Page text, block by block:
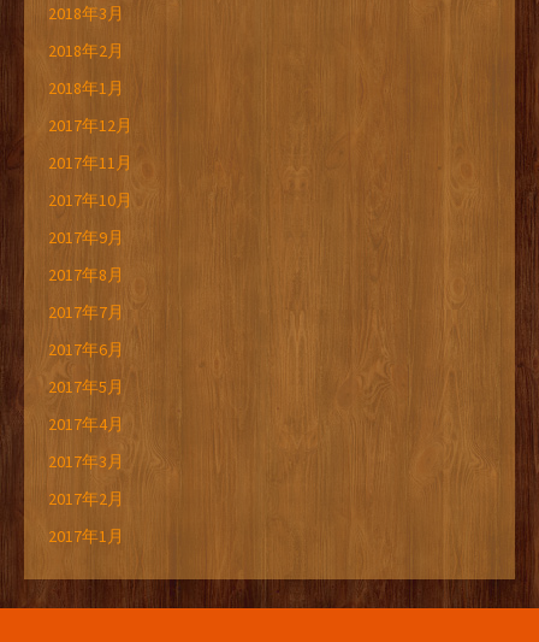
2018年3月
2018年2月
2018年1月
2017年12月
2017年11月
2017年10月
2017年9月
2017年8月
2017年7月
2017年6月
2017年5月
2017年4月
2017年3月
2017年2月
2017年1月